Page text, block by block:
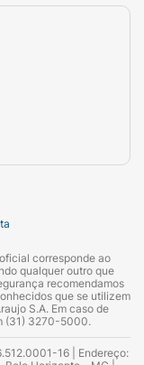
corresponde ao
qualquer outro que
recomendamos
que se utilizem
S.A. Em caso de
(31) 3270-5000.
16 | Endereço: